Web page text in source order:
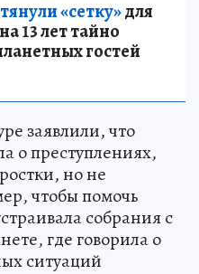
«сетку»для
13 лет тайно
гостей
заявлили, что
о преступлениях,
но не
чтобы помочь
собрания с
где говорила о
ситуаций